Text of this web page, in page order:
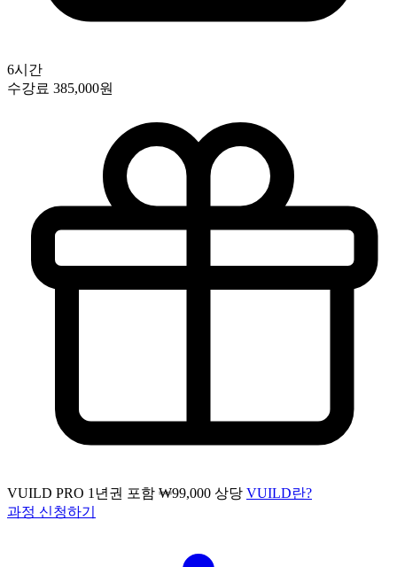
6시간
수강료 385,000원
VUILD PRO 1년권 포함 ₩99,000 상당 VUILD란?
과정 신청하기